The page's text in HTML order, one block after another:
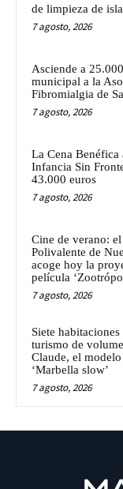
de limpieza de
7 agosto, 2026
Asciende a
municipal a la
Fibromialgia de
7 agosto, 2026
La Cena Benéfica
Infancia Sin
43.000 euros
7 agosto, 2026
Cine de verano:
Polivalente de
acoge hoy la
película
7 agosto, 2026
Siete
turismo de
Claude, el
‘Marbella slow’
7 agosto, 2026